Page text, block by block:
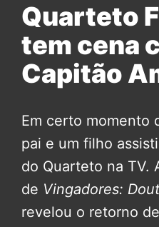
Quarteto
tem cena
Capitão
Em certo momento
pai e um filho
do Quarteto na TV.
de Vingadores:
revelou o retorno de